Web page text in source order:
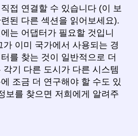
접 연결할 수 있습니다 (이 보
된 다른 섹션을 읽어보세요).
는 어댑터가 필요할 것입니
가 이미 국가에서 사용되는 경
를 찾는 것이 일반적으로 더
각기 다른 도시가 다른 시스템
조금 더 연구해야 할 수도 있
보를 찾으면 저희에게 알려주